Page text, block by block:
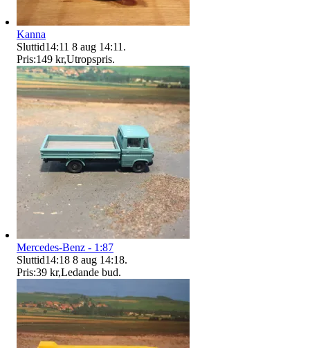
Kanna
Sluttid14:11 8 aug 14:11 .
Pris:149 kr,Utropspris.
Mercedes-Benz - 1:87
Sluttid14:18 8 aug 14:18.
Pris:39 kr,Ledande bud.